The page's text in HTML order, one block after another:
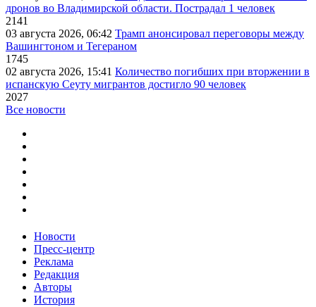
дронов во Владимирской области. Пострадал 1 человек
2141
03 августа 2026, 06:42 Трамп анонсировал переговоры между
Вашингтоном и Тегераном
1745
02 августа 2026, 15:41 Количество погибших при вторжении в
испанскую Сеуту мигрантов достигло 90 человек
2027
Все новости
Новости
Пресс-центр
Реклама
Редакция
Авторы
История